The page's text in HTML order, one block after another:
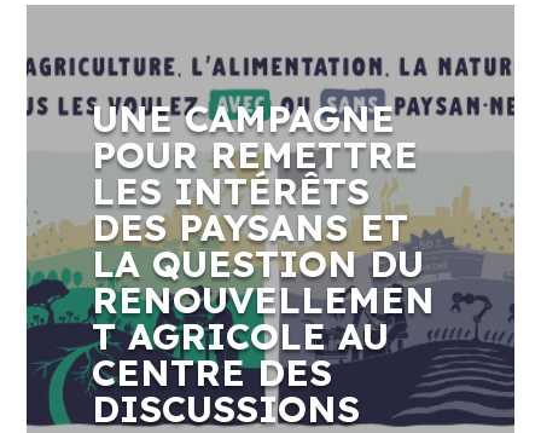
UNE CAMPAGNE
POUR REMETTRE
LES INTÉRÊTS
DES PAYSANS ET
LA QUESTION DU
RENOUVELLEMEN
T AGRICOLE AU
CENTRE DES
DISCUSSIONS